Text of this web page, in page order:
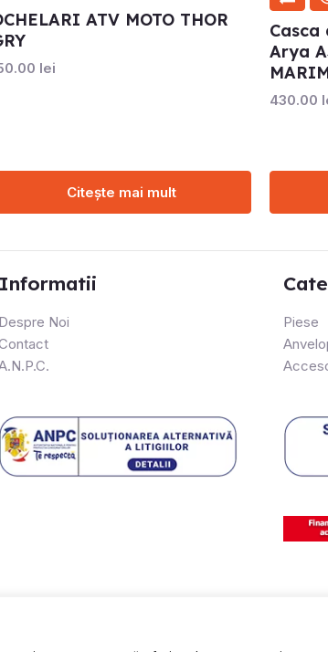
ATV MOTO THOR
lei
Citește mai mult
Arya
430.00
Informatii
Despre Noi
Piese